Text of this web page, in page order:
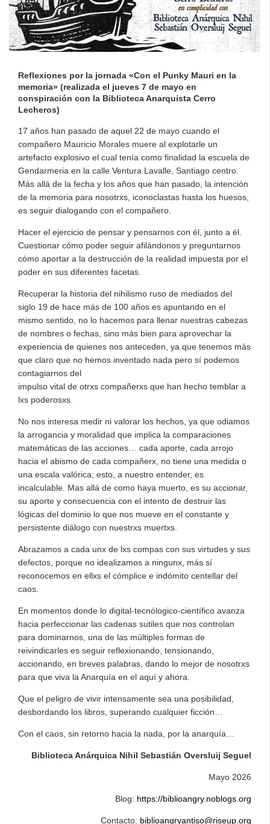
Reflexiones por la jornada «Con el Punky Mauri en la
memoria» (realizada el jueves 7 de mayo en
conspiración con la Biblioteca Anarquista Cerro
Lecheros)
17 años han pasado de aquel 22 de mayo cuando el
compañero Mauricio Morales muere al explotarle un
artefacto explosivo el cual tenía como finalidad la escuela de
Gendarmeria en la calle Ventura Lavalle, Santiago centro.
Más allá de la fecha y los años que han pasado, la intención
de la memoria para nosotrxs, iconoclastas hasta los huesos,
es seguir dialogando con el compañero.
Hacer el ejercicio de pensar y pensarnos con él, junto a él.
Cuestionar cómo poder seguir afilándonos y preguntarnos
cómo aportar a la destrucción de la realidad impuesta por el
poder en sus diferentes facetas.
Recuperar la historia del nihilismo ruso de mediados del
siglo 19 de hace más de 100 años es apuntando en el
mismo sentido, no lo hacemos para llenar nuestras cabezas
de nombres o fechas, sino más bien para aprovechar la
experiencia de quienes nos anteceden, ya que tenemos más
que claro que no hemos inventado nada pero sí podemos
contagiarnos del
impulso vital de otrxs compañerxs que han hecho temblar a
lxs poderosxs.
No nos interesa medir ni valorar los hechos, ya que odiamos
la arrogancia y moralidad que implica la comparaciones
matemáticas de las acciones… cada aporte, cada arrojo
hacia el abismo de cada compañerx, no tiene una medida o
una escala valórica; esto, a nuestro entender, es
incalculable. Mas allá de como haya muerto, es su accionar,
su aporte y consecuencia con el intento de destruir las
lógicas del dominio lo que nos mueve en el constante y
persistente diálogo con nuestrxs muertxs.
Abrazamos a cada unx de lxs compas con sus virtudes y sus
defectos, porque no idealizamos a ningunx, más sí
reconocemos en ellxs el cómplice e indómito centellar del
caos.
En momentos donde lo digital-tecnólogico-científico avanza
hacia perfeccionar las cadenas sutiles que nos controlan
para dominarnos, una de las múltiples formas de
reivindicarles es seguir reflexionando, tensionando,
accionando, en breves palabras, dando lo mejor de nosotrxs
para que viva la Anarquía en el aquí y ahora.
Que el peligro de vivir intensamente sea una posibilidad,
desbordando los libros, superando cualquier ficción…
Con el caos, sin retorno hacia la nada, por la anarquía…
Biblioteca Anárquica Nihil Sebastián Oversluij Seguel
Mayo 2026
Blog: https://biblioangry.noblogs.org
Contacto: biblioangryantiso@riseup.org